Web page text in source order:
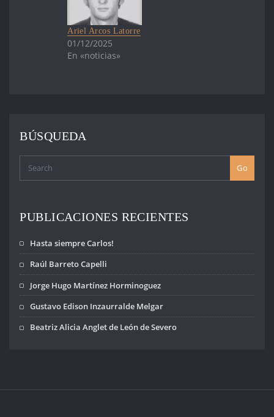
Ariel Arcos Latorre
01/12/2025
En «noticias»
BÚSQUEDA
Go
PUBLICACIONES RECIENTES
Hasta siempre Carlos!
Raúl Barreto Capelli
Jorge Hugo Martínez Horminoguez
Gustavo Edison Inzaurralde Melgar
Beatriz Alicia Anglet de León de Severo